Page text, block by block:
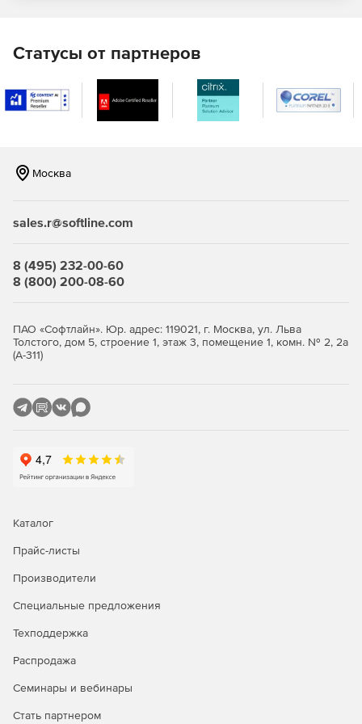
.NET.
Предоставление данных для выбора приоритетных
задач в области разработки и исправления ошибок
ПО.
Автоматическое оповещение о каждом исключении,
обнаруженном конечными пользователями.
снимков экрана к отчетам об ошибках.
Обфускация кода:
Обеспечение большей комплексности структуры
Кодирование строк, содержащих уязвимые данные.
обфускации кода, уменьшения размера приложений и
ускорения доставки данных, генерации отчетов об
возможностями защиты подлинности, использования
SDK для программного доступа к оперативным
Статусы от партнеров
Москва
sales.r@softline.com
8 (495) 232-00-60
8 (800) 200-08-60
ПАО «Софтлайн». Юр. адрес: 119021, г. Москва, ул. Льва
Толстого, дом 5, строение 1, этаж 3, помещение 1, комн. № 2, 2а
(А-311)
Каталог
Прайс-листы
Производители
Специальные предложения
Техподдержка
Распродажа
Семинары и вебинары
Стать партнером